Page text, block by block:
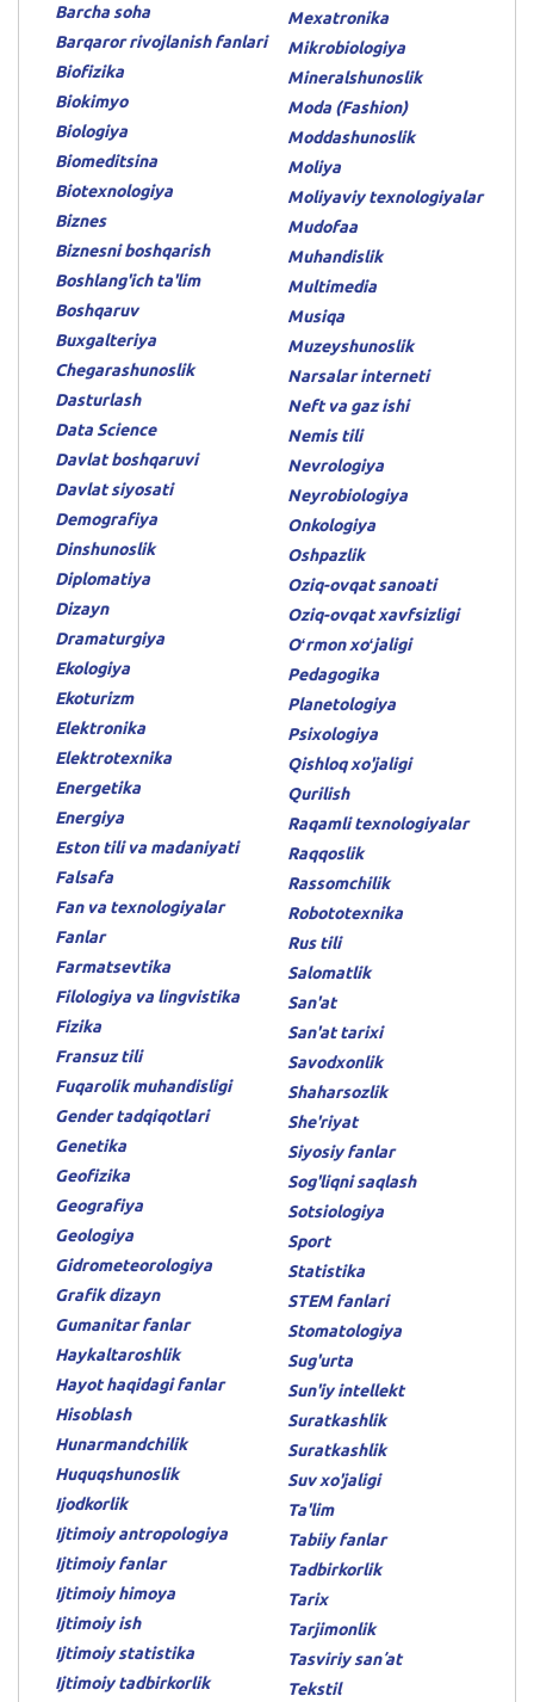
Barcha soha
Barqaror rivojlanish fanlari
Biofizika
Biokimyo
Biologiya
Biomeditsina
Biotexnologiya
Biznes
Biznesni boshqarish
Boshlang'ich ta'lim
Boshqaruv
Buxgalteriya
Chegarashunoslik
Dasturlash
Data Science
Davlat boshqaruvi
Davlat siyosati
Demografiya
Dinshunoslik
Diplomatiya
Dizayn
Dramaturgiya
Ekologiya
Ekoturizm
Elektronika
Elektrotexnika
Energetika
Energiya
Eston tili va madaniyati
Falsafa
Fan va texnologiyalar
Fanlar
Farmatsevtika
Filologiya va lingvistika
Fizika
Fransuz tili
Fuqarolik muhandisligi
Gender tadqiqotlari
Genetika
Geofizika
Geografiya
Geologiya
Gidrometeorologiya
Grafik dizayn
Gumanitar fanlar
Haykaltaroshlik
Hayot haqidagi fanlar
Hisoblash
Hunarmandchilik
Huquqshunoslik
Ijodkorlik
Ijtimoiy antropologiya
Ijtimoiy fanlar
Ijtimoiy himoya
Ijtimoiy ish
Ijtimoiy statistika
Ijtimoiy tadbirkorlik
Mexatronika
Mikrobiologiya
Mineralshunoslik
Moda (Fashion)
Moddashunoslik
Moliya
Moliyaviy texnologiyalar
Mudofaa
Muhandislik
Multimedia
Musiqa
Muzeyshunoslik
Narsalar interneti
Neft va gaz ishi
Nemis tili
Nevrologiya
Neyrobiologiya
Onkologiya
Oshpazlik
Oziq-ovqat sanoati
Oziq-ovqat xavfsizligi
Oʻrmon xoʻjaligi
Pedagogika
Planetologiya
Psixologiya
Qishloq xo'jaligi
Qurilish
Raqamli texnologiyalar
Raqqoslik
Rassomchilik
Robototexnika
Rus tili
Salomatlik
San'at
San'at tarixi
Savodxonlik
Shaharsozlik
She'riyat
Siyosiy fanlar
Sog'liqni saqlash
Sotsiologiya
Sport
Statistika
STEM fanlari
Stomatologiya
Sug'urta
Sun'iy intellekt
Suratkashlik
Suratkashlik
Suv xo'jaligi
Ta'lim
Tabiiy fanlar
Tadbirkorlik
Tarix
Tarjimonlik
Tasviriy sanʼat
Tekstil